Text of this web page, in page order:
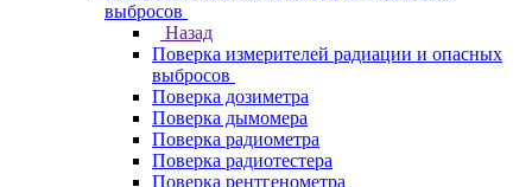
выбросов
Назад
Поверка измерителей радиации и опасных
выбросов
Поверка дозиметра
Поверка дымомера
Поверка радиометра
Поверка радиотестера
Поверка рентгенометра